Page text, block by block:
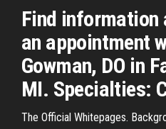
Find information
an appointment
Gowman, DO in
MI. Specialties:
The Official Whitepages.